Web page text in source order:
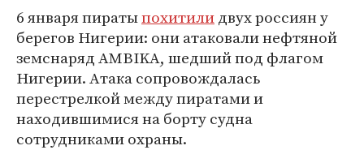
6 января пиратыпохитилидвух россиян у
берегов Нигерии: они атаковали нефтяной
земснаряд AMBIKA, шедший под флагом
Нигерии. Атака сопровождалась
перестрелкой между пиратами и
находившимися на борту судна
сотрудниками охраны.